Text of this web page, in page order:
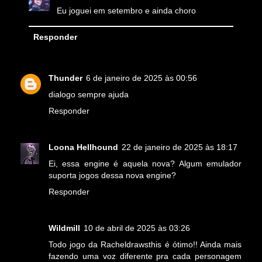
Eu joguei em setembro e ainda choro
Responder
Thunder 6 de janeiro de 2025 às 00:56
dialogo sempre ajuda
Responder
Loona Hellhound 22 de janeiro de 2025 às 18:17
Ei, essa engine é aquela nova? Algum emulador
suporta jogos dessa nova engine?
Responder
Wildmill 10 de abril de 2025 às 03:26
Todo jogo da Racheldrawsthis é ótimo!! Ainda mais
fazendo uma voz diferente pra cada personagem